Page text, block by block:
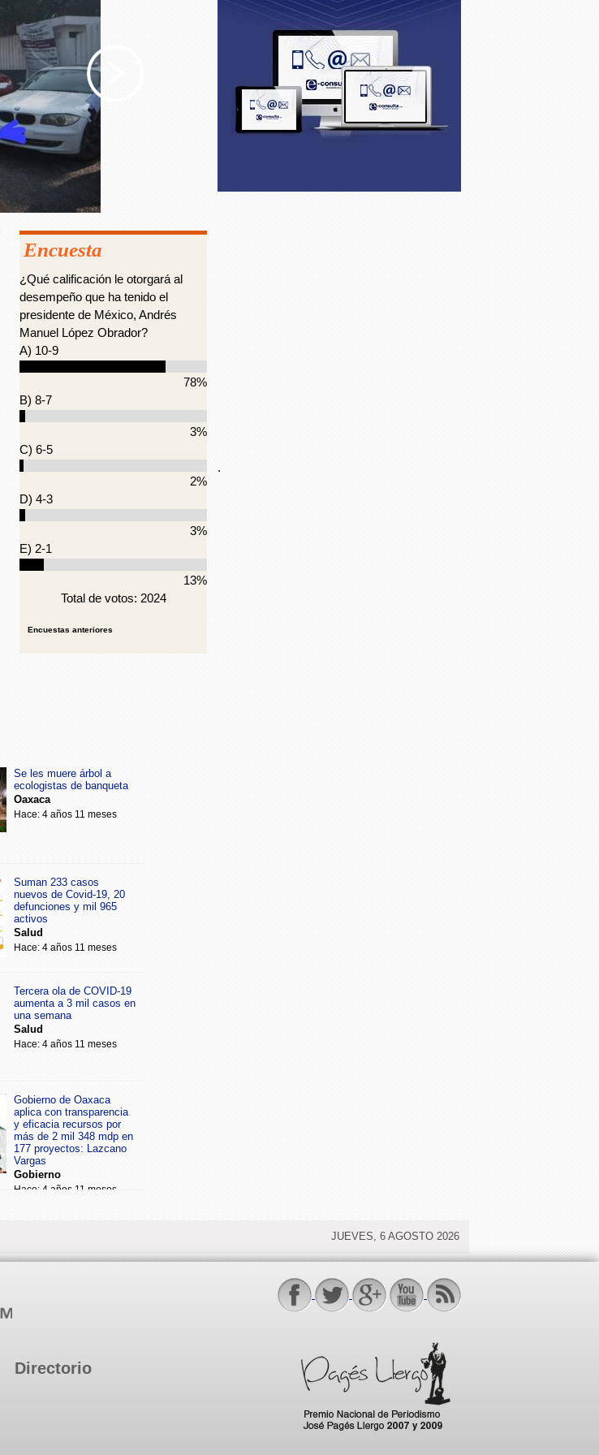
Encuesta
¿Qué calificación le otorgará al
desempeño que ha tenido el
presidente de México, Andrés
Manuel López Obrador?
A) 10-9
78%
B) 8-7
3%
C) 6-5
2%
D) 4-3
3%
E) 2-1
13%
Total de votos: 2024
Encuestas anteriores
Se les muere árbol a
ecologistas de banqueta
Oaxaca
Hace: 4 años 11 meses
Suman 233 casos
nuevos de Covid-19, 20
defunciones y mil 965
activos
Salud
Hace: 4 años 11 meses
Tercera ola de COVID-19
aumenta a 3 mil casos en
una semana
Salud
Hace: 4 años 11 meses
Gobierno de Oaxaca
aplica con transparencia
y eficacia recursos por
más de 2 mil 348 mdp en
177 proyectos: Lazcano
Vargas
Gobierno
Hace: 4 años 11 meses
.
JUEVES, 6 AGOSTO 2026
Directorio